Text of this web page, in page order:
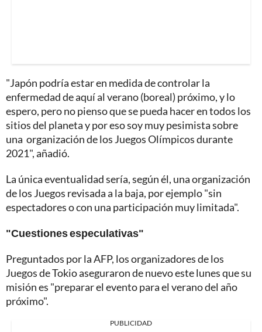
"Japón podría estar en medida de controlar la
enfermedad de aquí al verano (boreal) próximo, y lo
espero, pero no pienso que se pueda hacer en todos los
sitios del planeta y por eso soy muy pesimista sobre
una organización de los Juegos Olímpicos durante
2021", añadió.
La única eventualidad sería, según él, una organización
de los Juegos revisada a la baja, por ejemplo "sin
espectadores o con una participación muy limitada".
"Cuestiones especulativas"
Preguntados por la AFP, los organizadores de los
Juegos de Tokio aseguraron de nuevo este lunes que su
misión es "preparar el evento para el verano del año
próximo".
PUBLICIDAD